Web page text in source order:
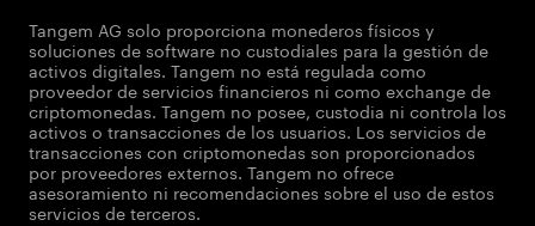
Tangem AG solo proporciona monederos físicos y
soluciones de software no custodiales para la gestión de
activos digitales. Tangem no está regulada como
proveedor de servicios financieros ni como exchange de
criptomonedas. Tangem no posee, custodia ni controla los
activos o transacciones de los usuarios. Los servicios de
transacciones con criptomonedas son proporcionados
por proveedores externos. Tangem no ofrece
asesoramiento ni recomendaciones sobre el uso de estos
servicios de terceros.